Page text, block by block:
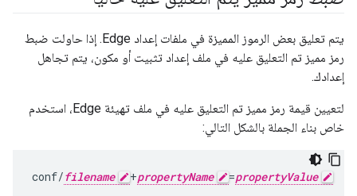
يتم تعليق بعض الرموز المميزة في ملفات إعداد Edge. إذا حاولت ضبط
رمز مميز تم التعليق عليه في ملف إعداد تثبيت أو مكون، يتم تجاهل
إعدادك.
لتعيين قيمة رمز مميز تم التعليق عليه في ملف تهيئة Edge، استخدم
خاص بناء الجملة بالشكل التالي:
conf/filename +propertyName =propertyValue